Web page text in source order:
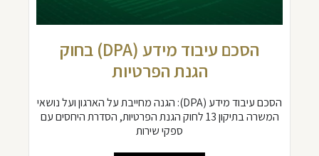
הסכם עיבוד מידע (DPA) בחוק
הגנת הפרטיות
הסכם עיבוד מידע (DPA): הגנה מחייבת על הארגון ועל נושאי
המשרה בתיקון 13 לחוק הגנת הפרטיות, הסדרת היחסים עם
ספקי שירות